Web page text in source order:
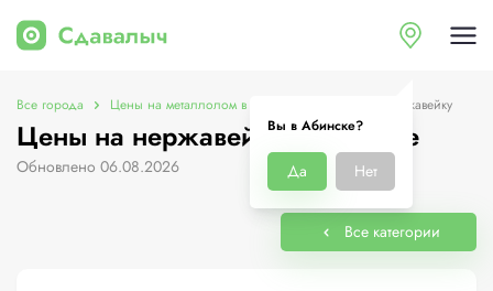
Вы в Абинске?
Да Нет
Все города Цены на металлолом в Абинске Цены на нержавейку
Цены на нержавейку в Абинске
Обновлено 06.08.2026
Все категории